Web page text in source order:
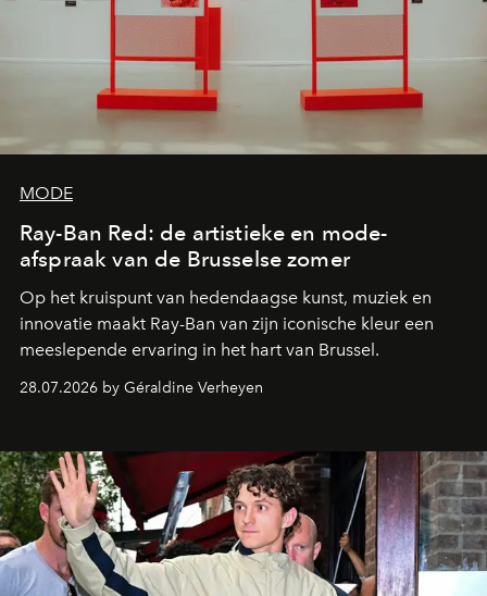
MODE
Ray-Ban Red: de artistieke en mode-
afspraak van de Brusselse zomer
Op het kruispunt van hedendaagse kunst, muziek en
innovatie maakt Ray-Ban van zijn iconische kleur een
meeslepende ervaring in het hart van Brussel.
28.07.2026 by Géraldine Verheyen